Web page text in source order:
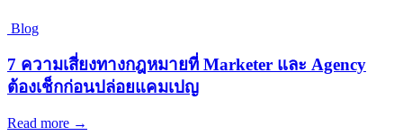
Blog
7 ความเสี่ยงทางกฎหมายที่ Marketer และ Agency
ต้องเช็กก่อนปล่อยแคมเปญ
Read more →